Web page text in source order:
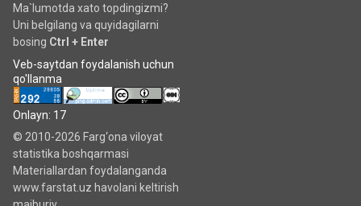
Ma`lumotda xato topdingizmi?
Uni belgilang va quyidagilarni
bosing Ctrl + Enter
Veb-saytdan foydalanish uchun
qo'llanma
Onlayn: 17
© 2010-2026 Farg‘ona viloyat
statistika boshqarmasi
Materiallardan foydalanganda
www.farstat.uz havolani keltirish